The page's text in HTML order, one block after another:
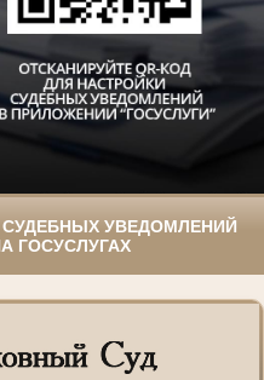
УВЕДОМЛЕНИЙ
ГОСУСЛУГАХ